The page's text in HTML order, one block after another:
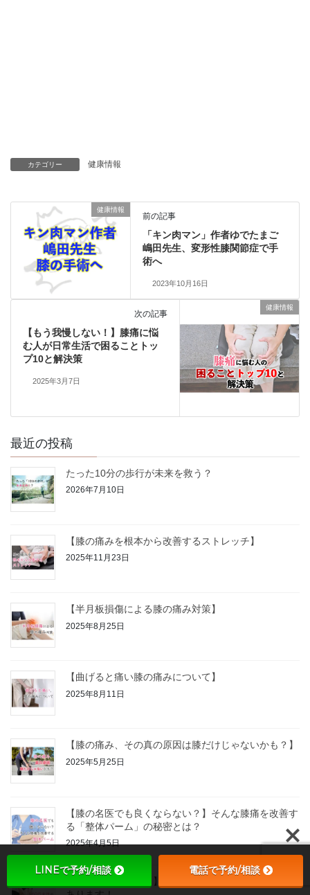
カテゴリー 健康情報
健康情報
前の記事
「キン肉マン」作者ゆでたまご
嶋田先生、変形性膝関節症で手
術へ
2023年10月16日
健康情報
次の記事
【もう我慢しない！】膝痛に悩
む人が日常生活で困ることトッ
プ10と解決策
2025年3月7日
最近の投稿
たった10分の歩行が未来を救う？
2026年7月10日
【膝の痛みを根本から改善するストレッチ】
2025年11月23日
【半月板損傷による膝の痛み対策】
2025年8月25日
【曲げると痛い膝の痛みについて】
2025年8月11日
【膝の痛み、その真の原因は膝だけじゃないかも？】
2025年5月25日
【膝の名医でも良くならない？】そんな膝痛を改善す
る「整体パーム」の秘密とは？
2025年4月5日
LINEで予約/相談 電話で予約/相談